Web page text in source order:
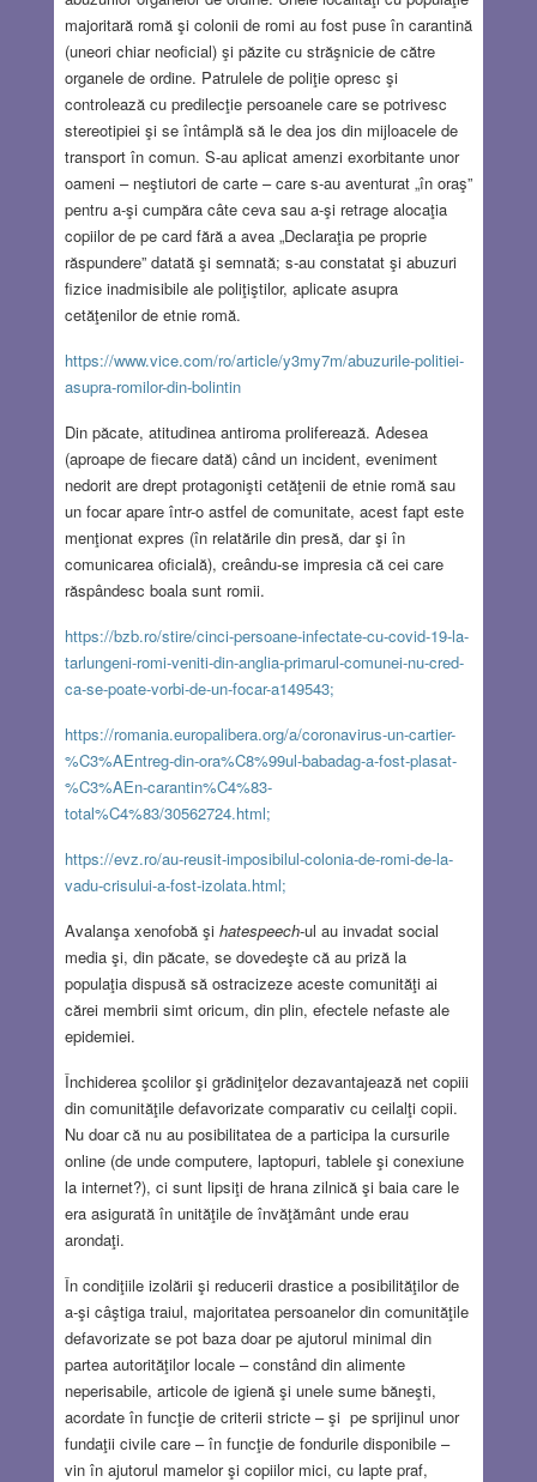
majoritară romă şi colonii de romi au fost puse în carantină
(uneori chiar neoficial) şi păzite cu străşnicie de către
organele de ordine. Patrulele de poliţie opresc şi
controlează cu predilecţie persoanele care se potrivesc
stereotipiei şi se întâmplă să le dea jos din mijloacele de
transport în comun. S-au aplicat amenzi exorbitante unor
oameni – neştiutori de carte – care s-au aventurat „în oraş”
pentru a-şi cumpăra câte ceva sau a-şi retrage alocaţia
copiilor de pe card fără a avea „Declaraţia pe proprie
răspundere” datată şi semnată; s-au constatat şi abuzuri
fizice inadmisibile ale poliţiştilor, aplicate asupra
cetăţenilor de etnie romă.
https://www.vice.com/ro/article/y3my7m/abuzurile-politiei-
asupra-romilor-din-bolintin
Din păcate, atitudinea antiroma proliferează. Adesea
(aproape de fiecare dată) când un incident, eveniment
nedorit are drept protagonişti cetăţenii de etnie romă sau
un focar apare într-o astfel de comunitate, acest fapt este
menţionat expres (în relatările din presă, dar şi în
comunicarea oficială), creându-se impresia că cei care
răspândesc boala sunt romii.
https://bzb.ro/stire/cinci-persoane-infectate-cu-covid-19-la-
tarlungeni-romi-veniti-din-anglia-primarul-comunei-nu-cred-
ca-se-poate-vorbi-de-un-focar-a149543;
https://romania.europalibera.org/a/coronavirus-un-cartier-
%C3%AEntreg-din-ora%C8%99ul-babadag-a-fost-plasat-
%C3%AEn-carantin%C4%83-
total%C4%83/30562724.html;
https://evz.ro/au-reusit-imposibilul-colonia-de-romi-de-la-
vadu-crisului-a-fost-izolata.html;
Avalanşa xenofobă şi hatespeech-ul au invadat social
media şi, din păcate, se dovedeşte că au priză la
populaţia dispusă să ostracizeze aceste comunităţi ai
cărei membrii simt oricum, din plin, efectele nefaste ale
epidemiei.
Închiderea şcolilor şi grădiniţelor dezavantajează net copiii
din comunităţile defavorizate comparativ cu ceilalţi copii.
Nu doar că nu au posibilitatea de a participa la cursurile
online (de unde computere, laptopuri, tablele şi conexiune
la internet?), ci sunt lipsiţi de hrana zilnică şi baia care le
era asigurată în unităţile de învăţământ unde erau
arondaţi.
În condiţiile izolării şi reducerii drastice a posibilităţilor de
a-şi câştiga traiul, majoritatea persoanelor din comunităţile
defavorizate se pot baza doar pe ajutorul minimal din
partea autorităţilor locale – constând din alimente
neperisabile, articole de igienă şi unele sume băneşti,
acordate în funcţie de criterii stricte – şi pe sprijinul unor
fundaţii civile care – în funcţie de fondurile disponibile –
vin în ajutorul mamelor şi copiilor mici, cu lapte praf,